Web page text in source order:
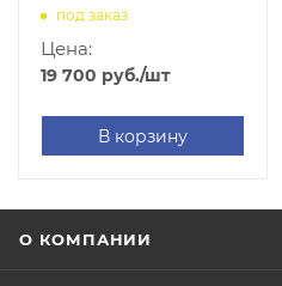
АКБ)
под заказ
Цена:
19 700 руб./шт
В корзину
О КОМПАНИИ